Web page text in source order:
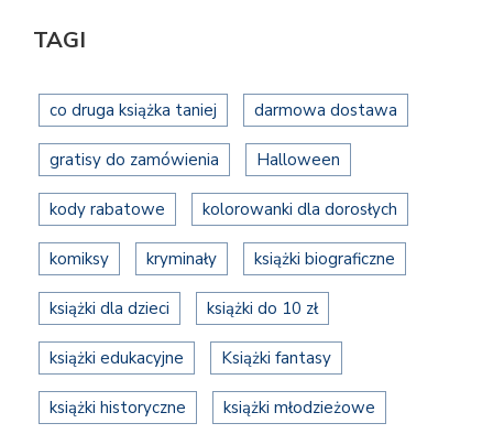
TAGI
co druga książka taniej darmowa dostawa
gratisy do zamówienia Halloween
kody rabatowe kolorowanki dla dorosłych
komiksy kryminały książki biograficzne
książki dla dzieci książki do 10 zł
książki edukacyjne Książki fantasy
książki historyczne książki młodzieżowe